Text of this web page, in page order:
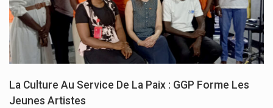
La Culture Au Service De La Paix : GGP Forme Les
Jeunes Artistes